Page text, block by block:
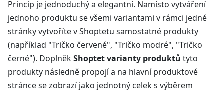
Princip je jednoduchý a elegantní. Namísto vytváření
jednoho produktu se všemi variantami v rámci jedné
stránky vytvoříte v Shoptetu samostatné produkty
(například "Tričko červené", "Tričko modré", "Tričko
černé"). DoplněkShoptet varianty produktů tyto
produkty následně propojí a na hlavní produktové
stránce se zobrazí jako jednotný celek s výběrem